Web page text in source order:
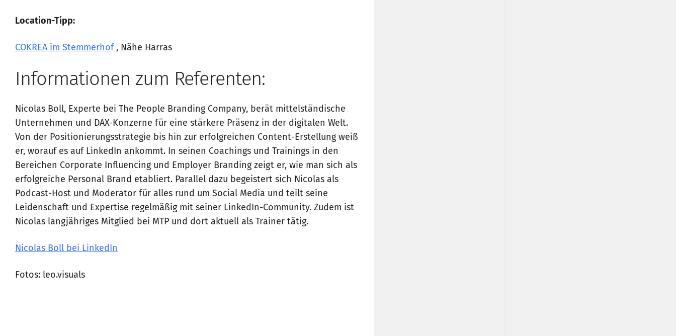
Location-Tipp:
COKREA im Stemmerhof , Nähe Harras
Informationen zum Referenten:
Nicolas Boll, Experte bei The People Branding Company, berät mittelständische
Unternehmen und DAX-Konzerne für eine stärkere Präsenz in der digitalen Welt.
Von der Positionierungsstrategie bis hin zur erfolgreichen Content-Erstellung weiß
er, worauf es auf LinkedIn ankommt. In seinen Coachings und Trainings in den
Bereichen Corporate Influencing und Employer Branding zeigt er, wie man sich als
erfolgreiche Personal Brand etabliert. Parallel dazu begeistert sich Nicolas als
Podcast-Host und Moderator für alles rund um Social Media und teilt seine
Leidenschaft und Expertise regelmäßig mit seiner LinkedIn-Community. Zudem ist
Nicolas langjähriges Mitglied bei MTP und dort aktuell als Trainer tätig.
Nicolas Boll bei LinkedIn
Fotos: leo.visuals